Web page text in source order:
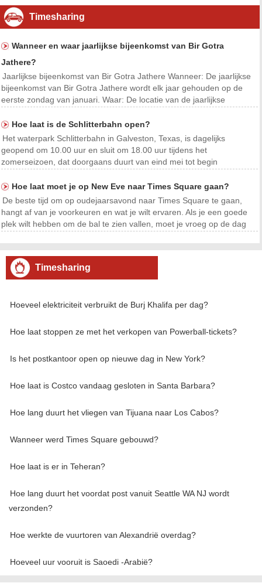
Timesharing
Wanneer en waar jaarlijkse bijeenkomst van Bir Gotra
Jathere?
Jaarlijkse bijeenkomst van Bir Gotra Jathere Wanneer: De jaarlijkse
bijeenkomst van Bir Gotra Jathere wordt elk jaar gehouden op de
eerste zondag van januari. Waar: De locatie van de jaarlijkse
families wonen.
Hoe laat is de Schlitterbahn open?
Het waterpark Schlitterbahn in Galveston, Texas, is dagelijks
geopend om 10.00 uur en sluit om 18.00 uur tijdens het
zomerseizoen, dat doorgaans duurt van eind mei tot begin
geopend. Het is altijd het beste om de officiële website van S
Hoe laat moet je op New Eve naar Times Square gaan?
De beste tijd om op oudejaarsavond naar Times Square te gaan,
hangt af van je voorkeuren en wat je wilt ervaren. Als je een goede
plek wilt hebben om de bal te zien vallen, moet je vroeg op de dag
Timesharing
Hoeveel elektriciteit verbruikt de Burj Khalifa per dag?
Hoe laat stoppen ze met het verkopen van Powerball-tickets?
Is het postkantoor open op nieuwe dag in New York?
Hoe laat is Costco vandaag gesloten in Santa Barbara?
Hoe lang duurt het vliegen van Tijuana naar Los Cabos?
Wanneer werd Times Square gebouwd?
Hoe laat is er in Teheran?
Hoe lang duurt het voordat post vanuit Seattle WA NJ wordt
verzonden?
Hoe werkte de vuurtoren van Alexandrië overdag?
Hoeveel uur vooruit is Saoedi -Arabië?